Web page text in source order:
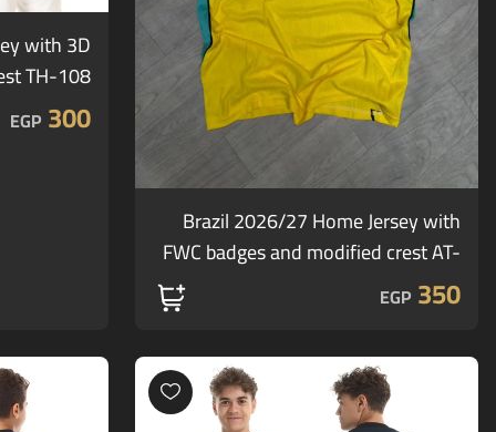
Brazil 2026/27 Home Jersey with
FWC badges and modified crest AT-
225
350
EGP
with 3D
TH-108
300
EGP